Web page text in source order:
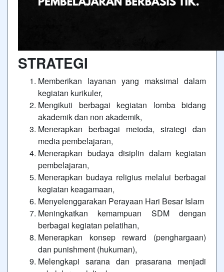
STRATEGI
Memberikan layanan yang maksimal dalam
kegiatan kurikuler,
Mengikuti berbagai kegiatan lomba bidang
akademik dan non akademik,
Menerapkan berbagai metoda, strategi dan
media pembelajaran,
Menerapkan budaya disiplin dalam kegiatan
pembelajaran,
Menerapkan budaya religius melalui berbagai
kegiatan keagamaan,
Menyelenggarakan Perayaan Hari Besar Islam
Meningkatkan kemampuan SDM dengan
berbagai kegiatan pelatihan,
Menerapkan konsep reward (penghargaan)
dan punishment (hukuman),
Melengkapi sarana dan prasarana menjadi